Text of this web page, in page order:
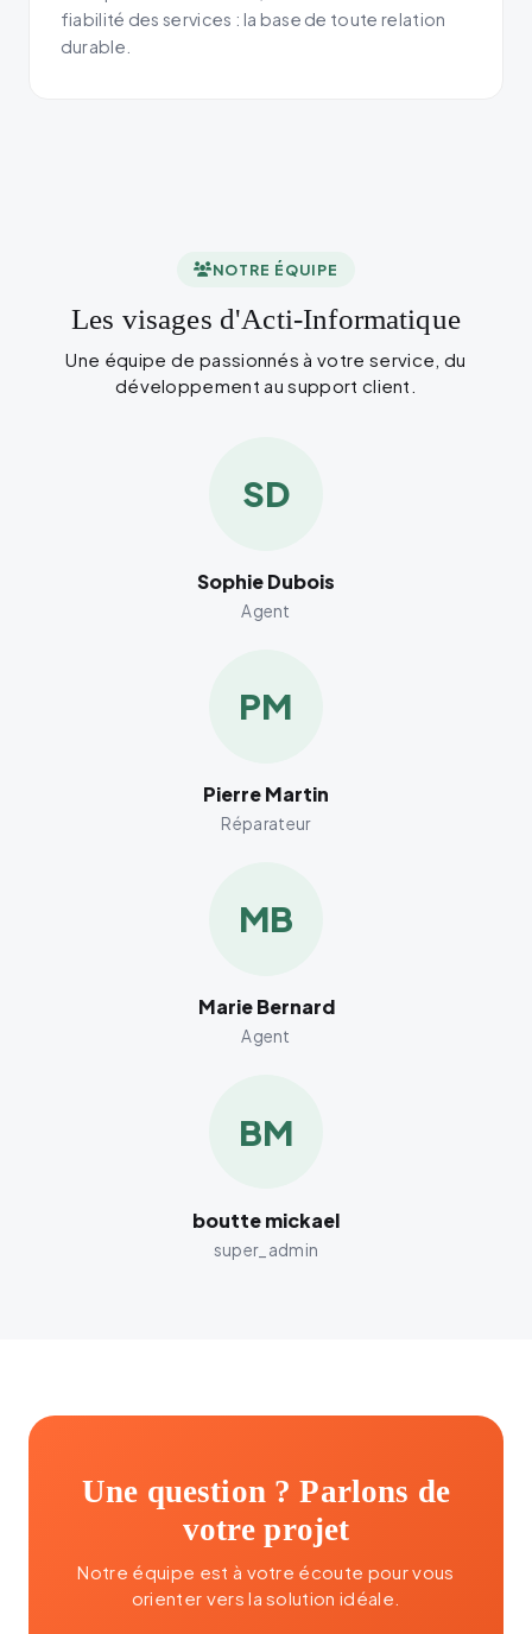
fiabilité des services : la base de toute relation
durable.
NOTRE ÉQUIPE
Les visages d'Acti-Informatique
Une équipe de passionnés à votre service, du
développement au support client.
SD
Sophie Dubois
Agent
PM
Pierre Martin
Réparateur
MB
Marie Bernard
Agent
BM
boutte mickael
super_admin
Une question ? Parlons de
votre projet
Notre équipe est à votre écoute pour vous
orienter vers la solution idéale.